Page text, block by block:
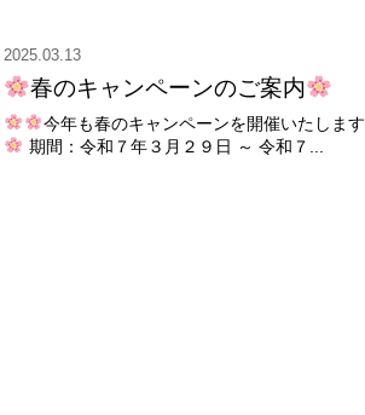
2025.03.13
春のキャンペーンのご案内
今年も春のキャンペーンを開催いたします
期間：令和７年３月２９日 ～ 令和７...